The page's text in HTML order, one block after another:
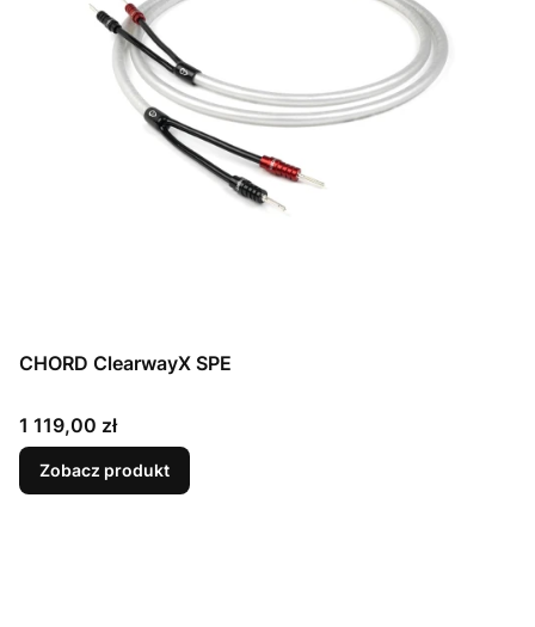
CHORD ClearwayX SPE
Cena
1 119,00 zł
Zobacz produkt